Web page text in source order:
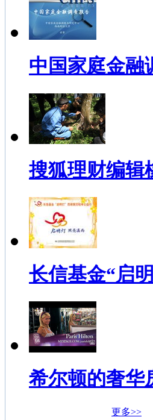
中国家庭金融
搜狐理财编辑
长信基金“启
希尔顿的奢华
更多>>